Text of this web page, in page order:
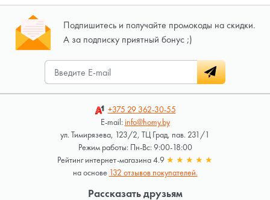
Подпишитесь и получайте промокоды на скидки.
А за подписку приятный бонус ;)
+375 29362-30-55
E-mail:info@homy.by
ул. Тимирязева, 123/2, ТЦ Град, пав. 231/1
Режим работы: Пн-Вс: 9:00-18:00
Рейтинг интернет-магазина 4.9 ★ ★ ★ ★ ★
на основе 132 отзывов покупателей.
Рассказать друзьям